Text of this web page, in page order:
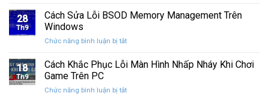
khỏi
mò
11
cập
lớn
MỪNG
CƯỜNG
12
28
Th9
Cách Sửa Lỗi BSOD Memory Management Trên
Windows
Chức năng bình luận bị tắtở
Sửa
Memory
18
Th9
Cách Khắc Phục Lỗi Màn Hình Nhấp Nháy Khi Chơi
Game Trên PC
Chức năng bình luận bị tắtở